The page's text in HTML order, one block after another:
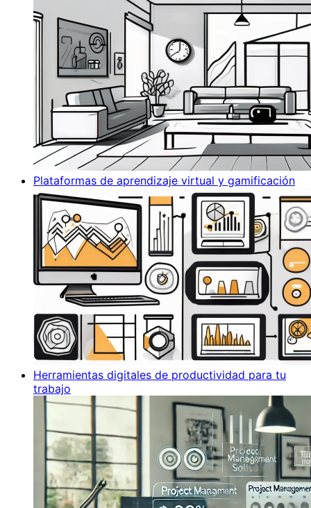
Plataformas de aprendizaje virtual y gamificación
Herramientas digitales de productividad para tu
trabajo